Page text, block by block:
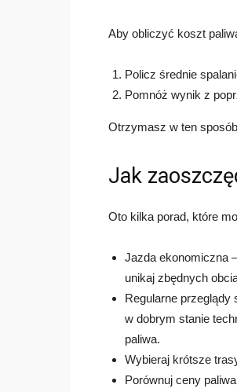
Aby obliczyć koszt
Policz średnie
Pomnóż wynik z
Otrzymasz w ten
Jak
Oto kilka porad, które
Jazda ekonomiczna
unikaj zbędnych
Regularne przeglądy
w dobrym stanie
paliwa.
Wybieraj krótsze
Porównuj ceny